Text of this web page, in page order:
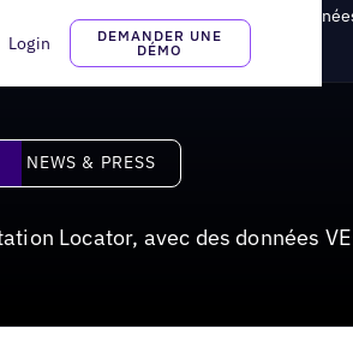
Login
DEMANDER UNE
DÉMO
pour véhicules électriques avec des
News & Press
NEWS & PRESS
Locator, avec des données